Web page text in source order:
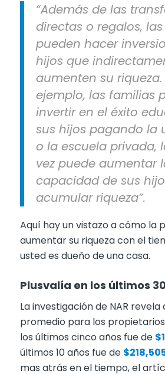
“Además de las
directas o regalos,
pueden hacer
hijos que
aumenten su riqueza.
ejemplo, las familias
invertir en el éxito
sus hijos pagando la
o la escuela privada,
vez puede aumentar
capacidad de sus
acumular riqueza”.
Aquí hay un vistazo a cómo la
aumentar su riqueza con el
usted es dueño de una casa.
Plusvalía en los últimos
La investigación de NAR
promedio para los
los últimos cinco años fue de
últimos 10 años fue de
mas atrás en el tiempo, el